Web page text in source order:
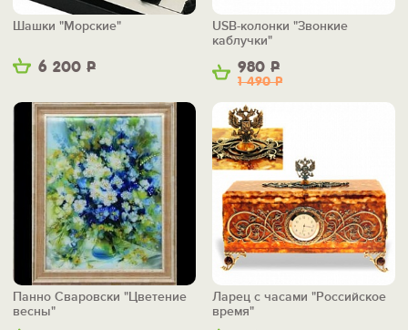
6 200 Р
Шашки "Морские"
980 Р
1 490Р
USB-колонки "Звонкие
каблучки"
Панно Сваровски "Цветение
весны"
Ларец с часами "Российское
время"